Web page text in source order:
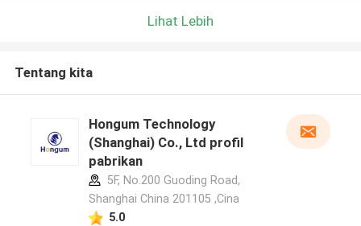
Lihat Lebih
Tentang kita
Hongum Technology
(Shanghai) Co., Ltd profil
pabrikan
5F, No.200 Guoding Road,
Shanghai China 201105 ,Cina
5.0